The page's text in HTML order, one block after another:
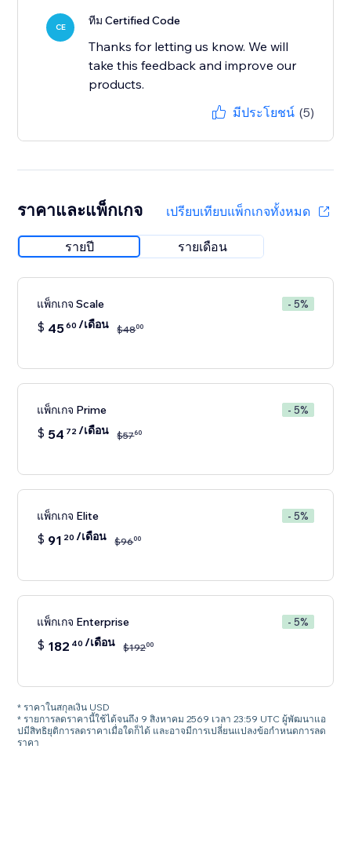
CE ทีม Certified Code
Thanks for letting us know. We will
take this feedback and improve our
products.
มีประโยชน์ (5)
ราคาและแพ็กเกจ เปรียบเทียบแพ็กเกจทั้งหมด
รายปี รายเดือน
แพ็กเกจ Scale - 5%
$ 4560 /เดือน $4800
แพ็กเกจ Prime - 5%
$ 54 72/เดือน $5760
แพ็กเกจ Elite - 5%
$ 91 20 /เดือน $9600
แพ็กเกจ Enterprise - 5%
$ 182 40 /เดือน $19200
* ราคาในสกุลเงิน USD
* รายการลดราคานี้ใช้ได้จนถึง 9 สิงหาคม 2569 เวลา 23:59 UTC ผู้พัฒนาแอ
ปมีสิทธิยุติการลดราคาเมื่อใดก็ได้ และอาจมีการเปลี่ยนแปลงข้อกำหนดการลด
ราคา